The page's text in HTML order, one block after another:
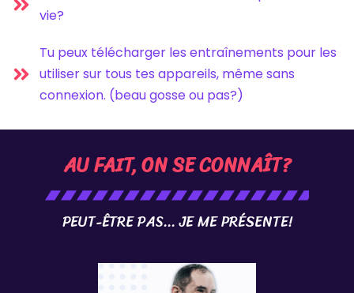
vie?
Tu peux télécharger les entraînements pour les
utiliser sur tous tes appareils, même sans
connexion. (beau gosse ou pas?)
AU FAIT, ON SE CONNAÎT?
PEUT-ÊTRE PAS... JE ME PRÉSENTE!